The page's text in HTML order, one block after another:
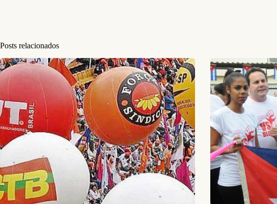
Posts relacionados